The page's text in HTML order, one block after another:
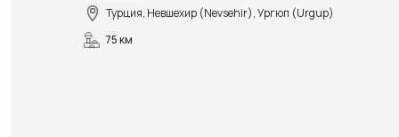
Турция, Невшехир (Nevsehir), Ургюп (Urgup)
75 км